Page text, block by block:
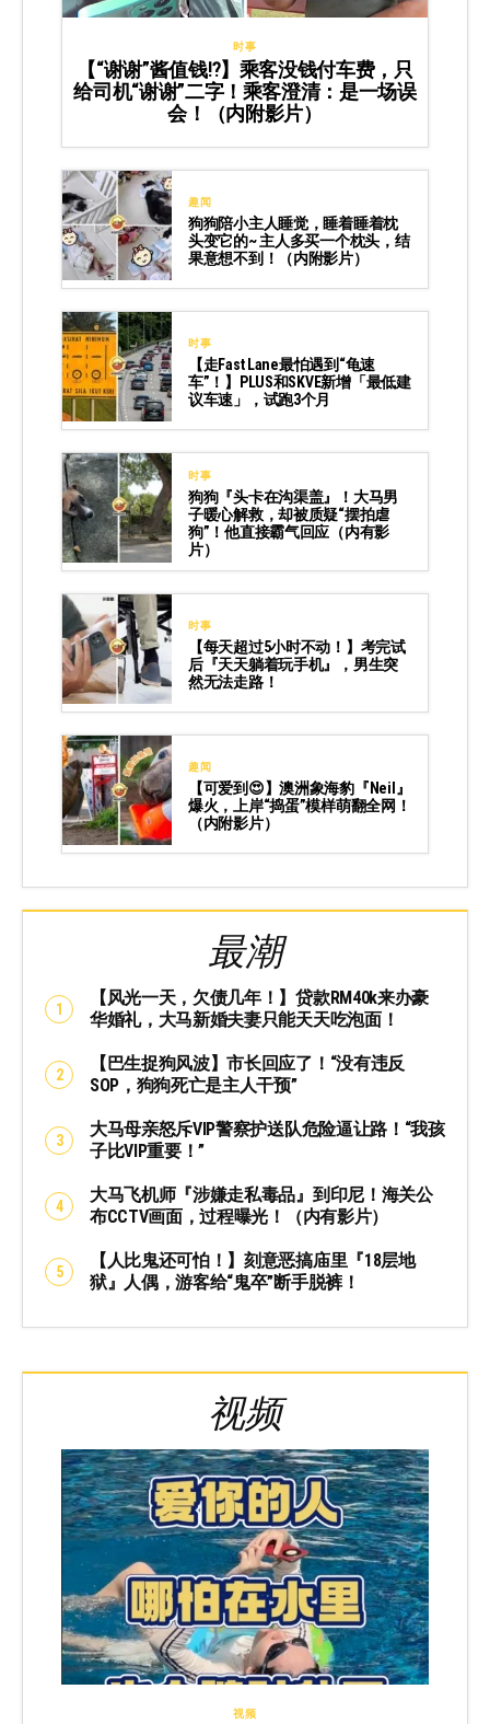
时事
【“谢谢”酱值钱⁉️】乘客没钱付车费，只
给司机“谢谢”二字！乘客澄清：是一场误
会！（内附影片）
趣闻
狗狗陪小主人睡觉，睡着睡着枕
头变它的~ 主人多买一个枕头，结
果意想不到！（内附影片）
时事
【走Fast Lane最怕遇到“龟速
车”！】PLUS和SKVE新增「最低建
议车速」，试跑3个月
时事
狗狗『头卡在沟渠盖』！大马男
子暖心解救，却被质疑“摆拍虐
狗”！他直接霸气回应（内有影
片）
时事
【每天超过5小时不动！】考完试
后『天天躺着玩手机』，男生突
然无法走路！
趣闻
【可爱到😍】澳洲象海豹『Neil』
爆火，上岸“捣蛋”模样萌翻全网！
（内附影片）
最潮
【风光一天，欠债几年！】贷款RM40k来办豪
华婚礼，大马新婚夫妻只能天天吃泡面！
【巴生捉狗风波】市长回应了！“没有违反
SOP，狗狗死亡是主人干预”
大马母亲怒斥VIP警察护送队危险逼让路！“我孩
子比VIP重要！”
大马飞机师『涉嫌走私毒品』到印尼！海关公
布CCTV画面，过程曝光！（内有影片）
【人比鬼还可怕！】刻意恶搞庙里『18层地
狱』人偶，游客给“鬼卒”断手脱裤！
视频
视频